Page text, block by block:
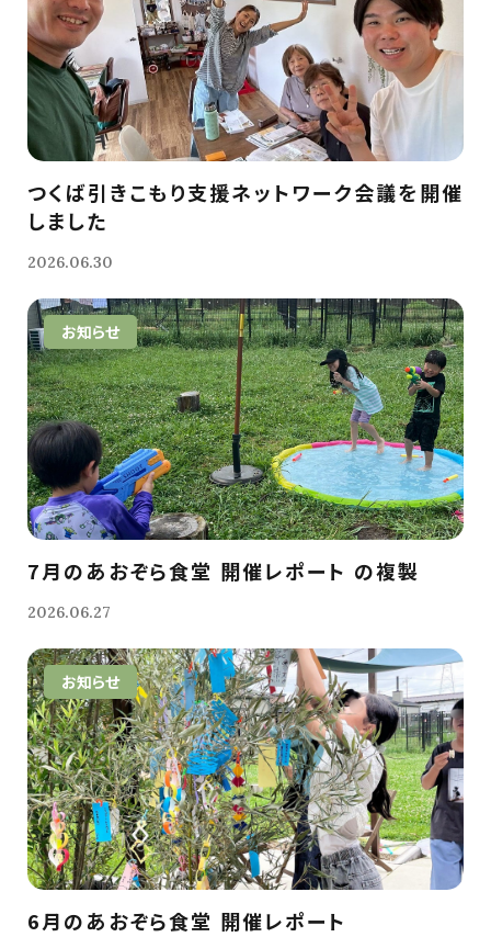
つくば引きこもり支援ネットワーク会議を開催
しました
2026.06.30
お知らせ
7月のあおぞら食堂 開催レポート の複製
2026.06.27
お知らせ
6月のあおぞら食堂 開催レポート